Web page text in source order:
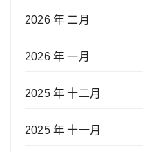
2026 年 二月
2026 年 一月
2025 年 十二月
2025 年 十一月